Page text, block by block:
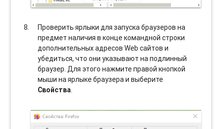
Проверить ярлыки для запуска браузеров на
предмет наличия в конце командной строки
дополнительных адресов Web сайтов и
убедиться, что они указывают на подлинный
браузер. Для этого нажмите правой кнопкой
мыши на ярлыке браузера и выберите
Свойства.